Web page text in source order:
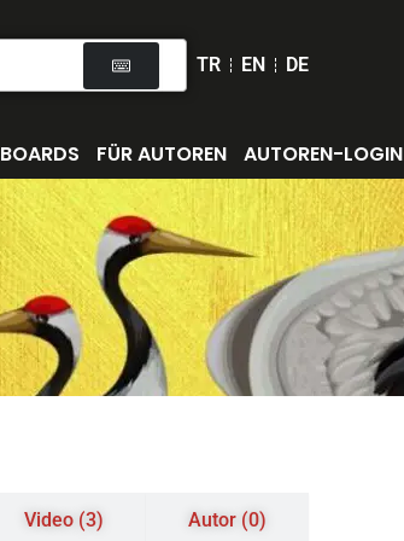
TR EN DE
BOARDS FÜR AUTOREN AUTOREN-LOGIN
Video (3) Autor (0)